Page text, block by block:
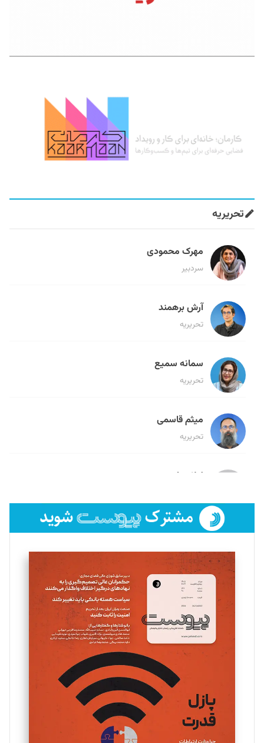
تحریریه
مهرک محمودی
سردبیر
آرش برهمند
تحریریه
سمانه سمیع
تحریریه
میثم قاسمی
تحریریه
لیلا حنارود
فائزه فتحی رستمی
تحریریه
سروش کرمیان
تحریریه
مینا پاکدل
یسنا امان‌پور
تحریریه